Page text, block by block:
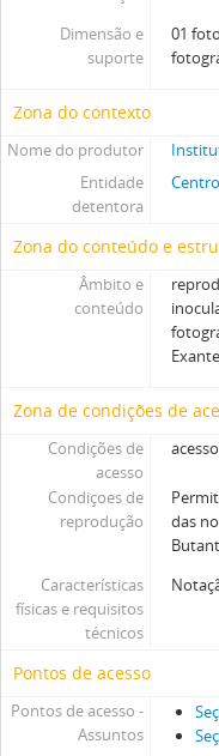
Dimensão e
suporte
01
Zona do contexto
Nome do produtor
Entidade
detentora
Zona do conteúdo e
Âmbito e
conteúdo
Zona de condições de
Condições de
acesso
Condiçoes de
reprodução
das
Características
físicas e requisitos
técnicos
Pontos de acesso
Pontos de acesso -
Assuntos